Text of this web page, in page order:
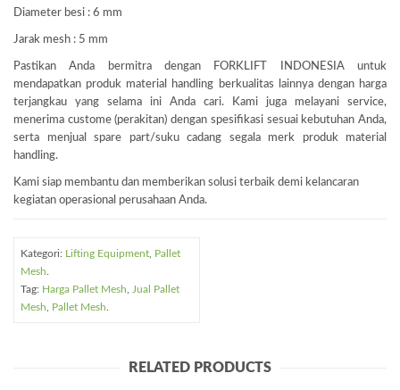
Diameter besi : 6 mm
Jarak mesh : 5 mm
Pastikan Anda bermitra dengan FORKLIFT INDONESIA untuk
mendapatkan produk material handling berkualitas lainnya dengan harga
terjangkau yang selama ini Anda cari. Kami juga melayani service,
menerima custome (perakitan) dengan spesifikasi sesuai kebutuhan Anda,
serta menjual spare part/suku cadang segala merk produk material
handling.
Kami siap membantu dan memberikan solusi terbaik demi kelancaran
kegiatan operasional perusahaan Anda.
Kategori: Lifting Equipment Pallet
Mesh
Tag: Harga Pallet Mesh
Jual Pallet
Mesh
Pallet Mesh
RELATED PRODUCTS